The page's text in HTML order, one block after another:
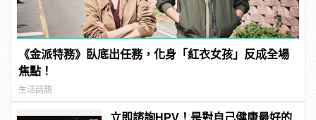
《金派特務》臥底出任務，化身「紅衣女孩」反成全場
焦點！
生活話題
立即諮詢HPV！是對自己健康最好的